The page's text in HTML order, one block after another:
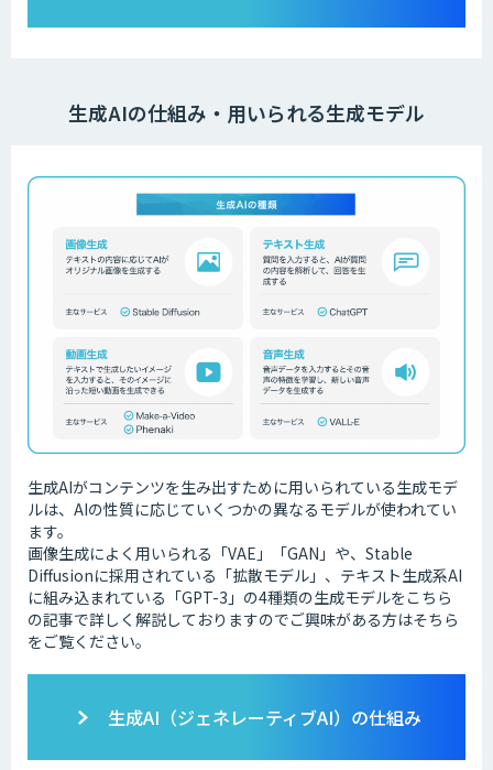
生成AIの仕組み・用いられる生成モデル
生成AIがコンテンツを生み出すために用いられている生成モデ
ルは、AIの性質に応じていくつかの異なるモデルが使われてい
ます。
画像生成によく用いられる「VAE」「GAN」や、Stable
Diffusionに採用されている「拡散モデル」、テキスト生成系AI
に組み込まれている「GPT-3」の4種類の生成モデルをこちら
の記事で詳しく解説しておりますのでご興味がある方はそちら
をご覧ください。
生成AI（ジェネレーティブAI）の仕組み